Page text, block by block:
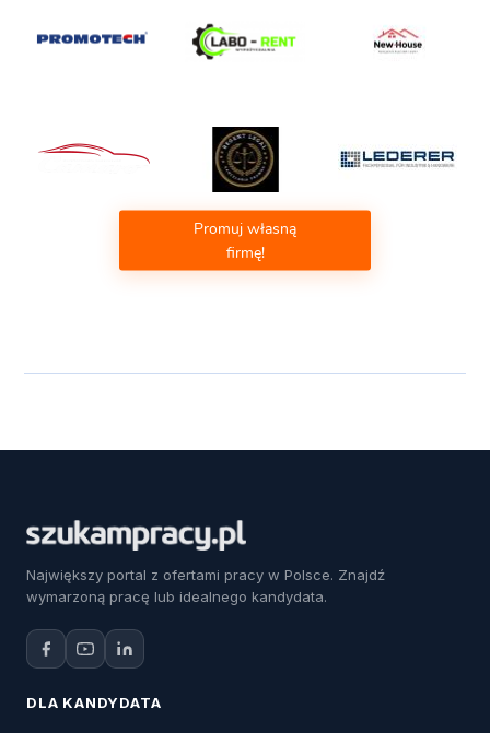
Promuj własną
firmę!
Największy portal z ofertami pracy w Polsce. Znajdź
wymarzoną pracę lub idealnego kandydata.
DLA KANDYDATA